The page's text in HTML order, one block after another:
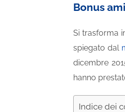
Bonus
Si trasforma
spiegato dal
dicembre
hanno
Indice dei